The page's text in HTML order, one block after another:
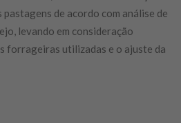
pastagens de acordo com análise de
levando em consideração
forrageiras utilizadas e o ajuste da